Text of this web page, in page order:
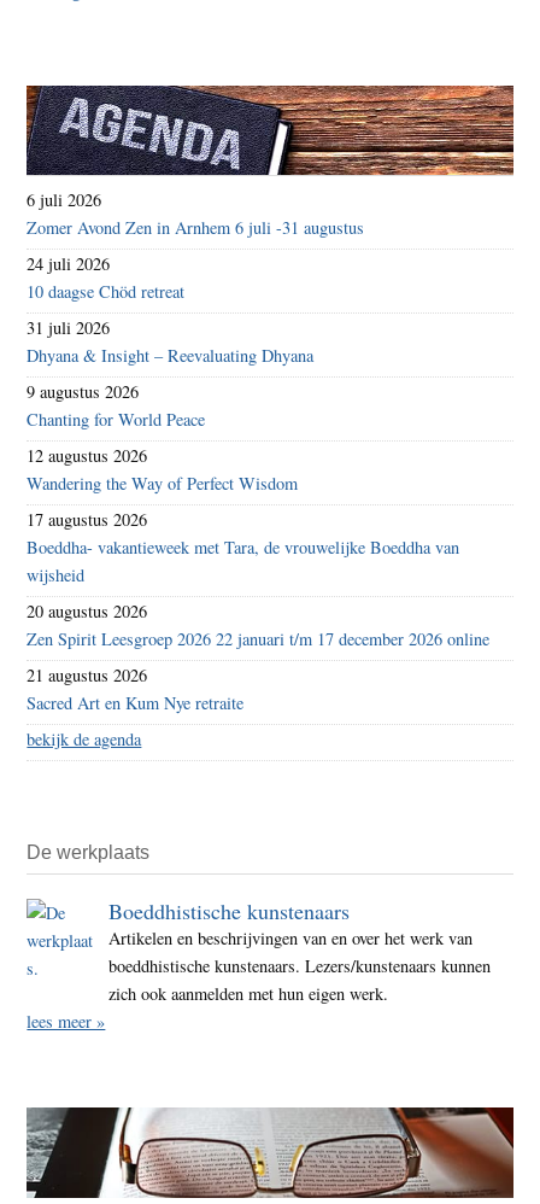
6 juli 2026
Zomer Avond Zen in Arnhem 6 juli -31 augustus
24 juli 2026
10 daagse Chöd retreat
31 juli 2026
Dhyana & Insight – Reevaluating Dhyana
9 augustus 2026
Chanting for World Peace
12 augustus 2026
Wandering the Way of Perfect Wisdom
17 augustus 2026
Boeddha- vakantieweek met Tara, de vrouwelijke Boeddha van
wijsheid
20 augustus 2026
Zen Spirit Leesgroep 2026 22 januari t/m 17 december 2026 online
21 augustus 2026
Sacred Art en Kum Nye retraite
bekijk de agenda
De werkplaats
Boeddhistische kunstenaars
Artikelen en beschrijvingen van en over het werk van
boeddhistische kunstenaars. Lezers/kunstenaars kunnen
zich ook aanmelden met hun eigen werk.
lees meer »